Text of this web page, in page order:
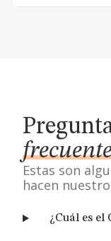
Estas son
hacen
¿Cuál es el